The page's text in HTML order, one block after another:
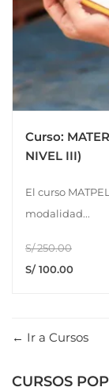
Curso:
NIVEL III)
El curso
modalidad...
S/ 250.00
S/ 100.00
Ir a Cursos
CURSOS